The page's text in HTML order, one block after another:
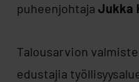
puheenjohtaja Jukka
Talousarvion
edustajia